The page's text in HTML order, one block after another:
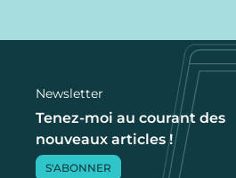
Newsletter
Tenez-moi au courant des
nouveaux articles !
S'ABONNER